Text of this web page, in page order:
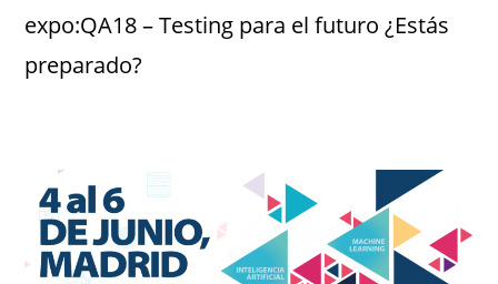
expo:QA18 – Testing para el futuro ¿Estás
preparado?